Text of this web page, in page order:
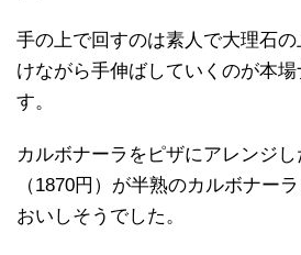
手の上で回すのは素人で大理石
けながら手伸ばしていくのが本
す。
カルボナーラをピザにアレンジ
（1870円）が半熟のカルボナー
おいしそうでした。